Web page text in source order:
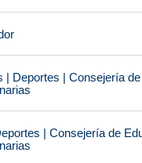
Deportes | Consejería
| Consejería de